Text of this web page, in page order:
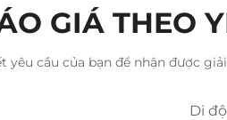
GIÁ THEO
yêu cầu của bạn để nhận được
Di